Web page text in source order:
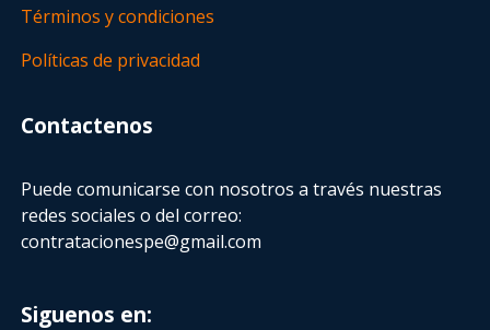
Términos y condiciones
Políticas de privacidad
Contactenos
Puede comunicarse con nosotros a través nuestras
redes sociales o del correo:
contratacionespe@gmail.com
Siguenos en: